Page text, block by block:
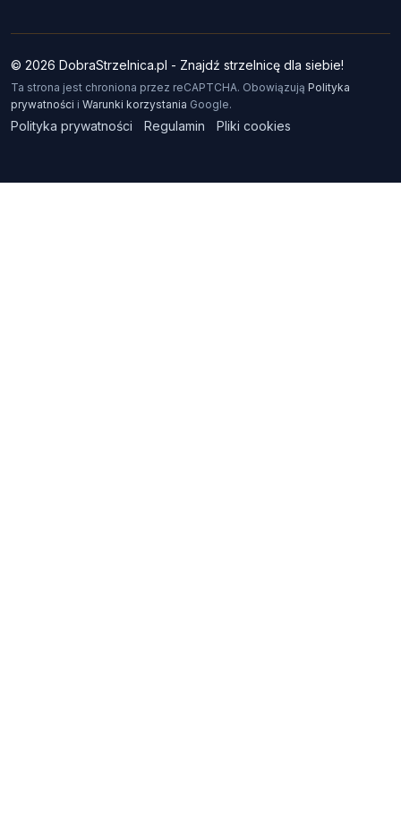
© 2026 DobraStrzelnica.pl - Znajdź strzelnicę dla siebie!
Ta strona jest chroniona przez reCAPTCHA. Obowiązują Polityka
prywatności i Warunki korzystania Google.
Polityka prywatności Regulamin Pliki cookies